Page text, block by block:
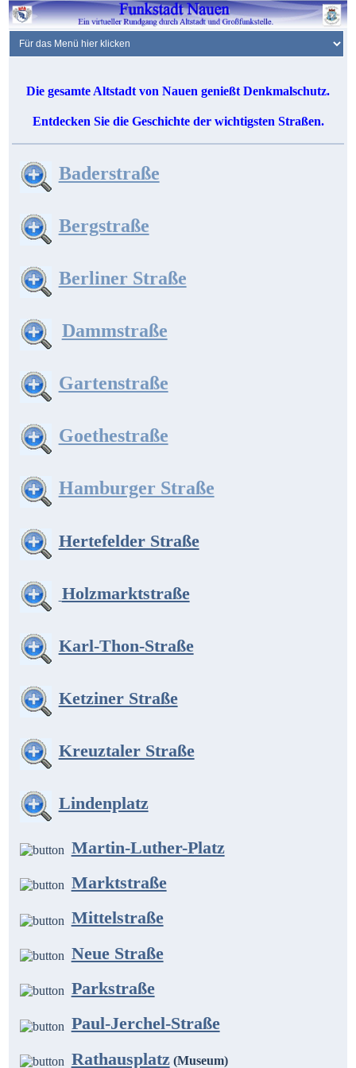
Die gesamte Altstadt von Nauen genießt Denkmalschutz.
Entdecken Sie die Geschichte der wichtigsten Straßen.
Baderstraße
Bergstraße
Berliner Straße
Dammstraße
Gartenstraße
Goethestraße
Hamburger Straße
Hertefelder Straße
Holzmarktstraße
Karl-Thon-Straße
Ketziner Straße
Kreuztaler Straße
Lindenplatz
Martin-Luther-Platz
Marktstraße
Mittelstraße
Neue Straße
Parkstraße
Paul-Jerchel-Straße
Rathausplatz(Museum)